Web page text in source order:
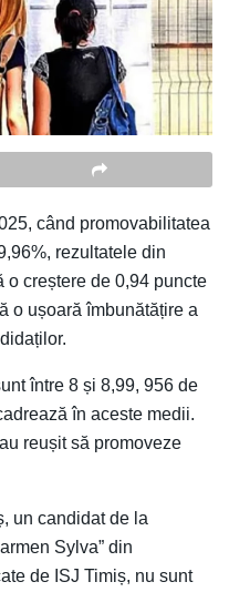
când promovabilitatea
rezultatele din
creștere de 0,94 puncte
o ușoară îmbunătățire a
între 8 și 8,99, 956 de
în aceste medii.
reușit să promoveze
un candidat de la
Sylva” din
de ISJ Timiș, nu sunt